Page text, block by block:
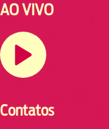
AO VIVO
Contatos